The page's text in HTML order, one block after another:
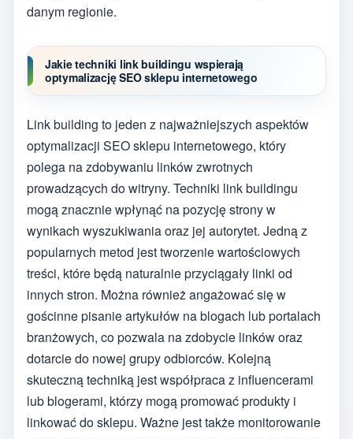
danym regionie.
Jakie techniki link buildingu wspierają
optymalizację SEO sklepu internetowego
Link building to jeden z najważniejszych aspektów
optymalizacji SEO sklepu internetowego, który
polega na zdobywaniu linków zwrotnych
prowadzących do witryny. Techniki link buildingu
mogą znacznie wpłynąć na pozycję strony w
wynikach wyszukiwania oraz jej autorytet. Jedną z
popularnych metod jest tworzenie wartościowych
treści, które będą naturalnie przyciągały linki od
innych stron. Można również angażować się w
gościnne pisanie artykułów na blogach lub portalach
branżowych, co pozwala na zdobycie linków oraz
dotarcie do nowej grupy odbiorców. Kolejną
skuteczną techniką jest współpraca z influencerami
lub blogerami, którzy mogą promować produkty i
linkować do sklepu. Ważne jest także monitorowanie